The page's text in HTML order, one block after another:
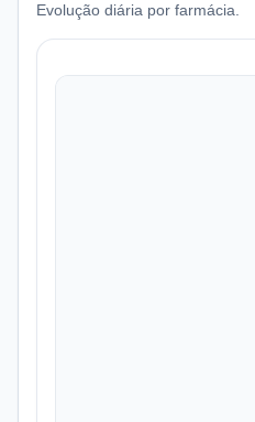
Evolução diária por farmácia.